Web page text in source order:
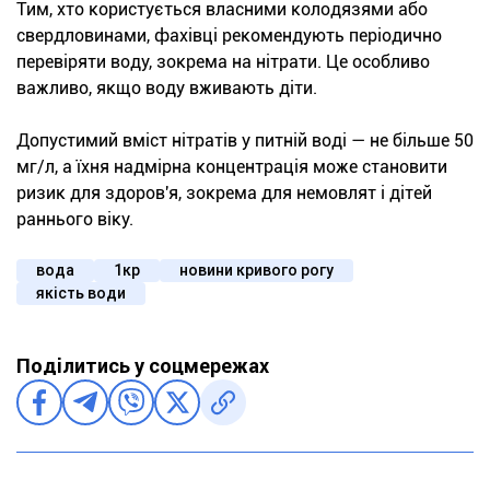
Тим, хто користується власними колодязями або
свердловинами, фахівці рекомендують періодично
перевіряти воду, зокрема на нітрати. Це особливо
важливо, якщо воду вживають діти.
Допустимий вміст нітратів у питній воді — не більше 50
мг/л, а їхня надмірна концентрація може становити
ризик для здоров'я, зокрема для немовлят і дітей
раннього віку.
вода 1кр
новини кривого рогу
якість води
Поділитись у соцмережах